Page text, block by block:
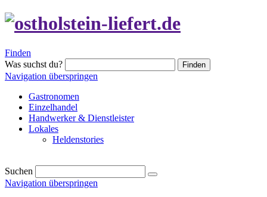
Finden
Was suchst du?
Finden
Navigation überspringen
Gastronomen
Einzelhandel
Handwerker & Dienstleister
Lokales
Heldenstories
Suchen
Navigation überspringen